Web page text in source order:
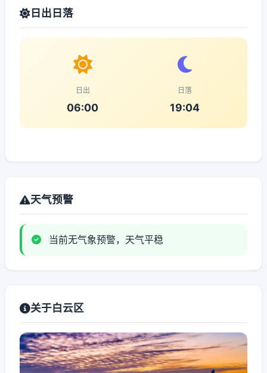
日出日落
日出
06:00
日落
19:04
天气预警
当前无气象预警，天气平稳
关于白云区